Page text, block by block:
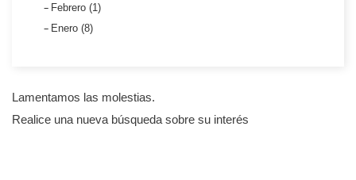
Febrero (1)
Enero (8)
Lamentamos las molestias.
Realice una nueva búsqueda sobre su interés